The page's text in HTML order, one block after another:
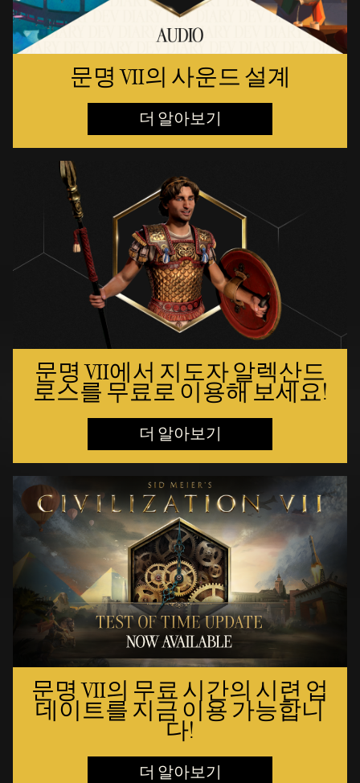
문명 VII의 사운드 설계
더 알아보기
문명 VII에서 지도자 알렉산드
로스를 무료로 이용해 보세요!
더 알아보기
문명 VII의 무료 시간의 시련 업
데이트를 지금 이용 가능합니
다!
더 알아보기